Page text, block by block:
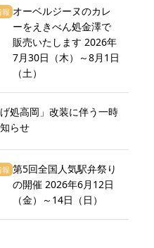
報 オーベルジーヌのカレ
ーをえきべん処金澤で
販売いたします 2026年
7月30日（木）～8月1日
（土）
げ処高岡」改装に伴う一時
らせ
報 第5回全国人気駅弁祭り
の開催 2026年6月12日
（金）～14日（日）